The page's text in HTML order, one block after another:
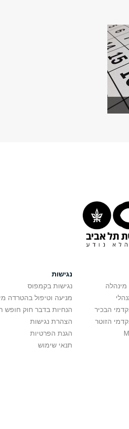
מינהלה
הבכיר
הזוטר
נגישות
נגישות בקמפוס
מניעה וטיפול בהטרדה
הנחיות בדבר חוק חופש
הצהרת נגישות
הגנת הפרטיות
תנאי שימוש